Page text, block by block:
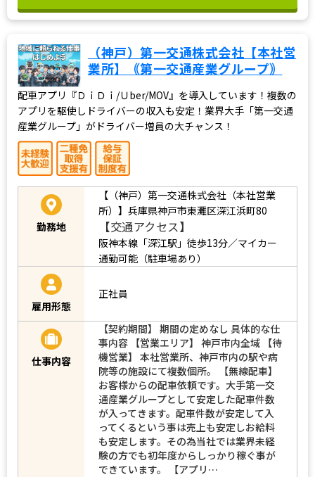
（神戸）第一交通株式会社【本社営
業所】｟第一交通産業グループ｠
配車アプリ『ＤｉＤｉ/Ｕber/MOV』を導入しています！複数の
アプリを駆使しドライバーの収入も安定！業界大手「第一交通
産業グループ」がドライバー増員の大チャンス！
勤務地
【（神戸）第一交通株式会社（本社営業
所）】兵庫県神戸市東灘区深江浜町80
【交通アクセス】
阪神本線「深江駅」徒歩13分／マイカー
通勤可能（駐車場あり）
雇用形態
正社員
仕事内容
【契約期間】 期間の定めなし 具体的な仕
事内容 【営業エリア】 神戸市内全域 【待
機営業】 本社営業所、神戸市内の駅や病
院等の施設にて複数個所。 【無線配車】
お客様からの配車依頼です。大手第一交
通産業グループとして安定した配車件数
が入ってきます。配車件数が安定して入
ってくるという事は売上も安定しお給料
も安定します。その為当社では業界未経
験の方でも初年度からしっかり稼ぐ事が
できています。 【アプリ…